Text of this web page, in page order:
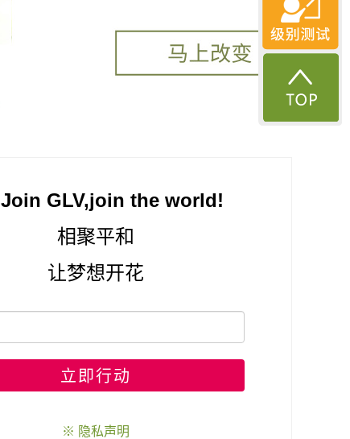
Join GLV,join the world!
相聚平和
让梦想开花
立即行动
※ 隐私声明